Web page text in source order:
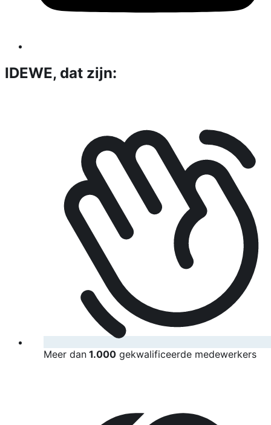
IDEWE, dat zijn:
Meer dan 1.000 gekwalificeerde medewerkers